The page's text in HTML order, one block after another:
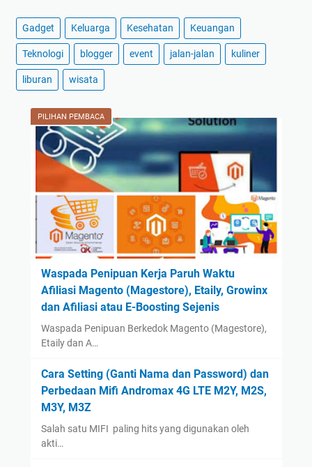
February(1)
January(1)
(59)
November(2)
October(2)
September(42)
(2)
July(2)
June(1)
May(1)
April(1)
March(1)
February(1)
January (1)
August(1)
January(13)
December
Gadget Keluarga Kesehatan Keuangan
Teknologi blogger event jalan-jalan kuliner
liburan wisata
PILIHAN PEMBACA
Waspada Penipuan Kerja Paruh Waktu
Afiliasi Magento (Magestore), Etaily, Growinx
dan Afiliasi atau E-Boosting Sejenis
Waspada Penipuan Berkedok Magento (Magestore),
Etaily dan A…
Cara Setting (Ganti Nama dan Password) dan
Perbedaan Mifi Andromax 4G LTE M2Y, M2S,
M3Y, M3Z
Salah satu MIFI paling hits yang digunakan oleh
akti…